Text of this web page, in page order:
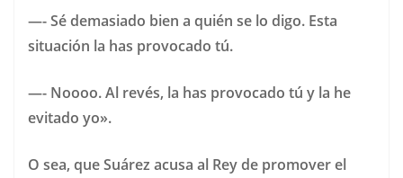
—- Sé demasiado bien a quién se lo digo. Esta
situación la has provocado tú.
—- Noooo. Al revés, la has provocado tú y la he
evitado yo».
O sea, que Suárez acusa al Rey de promover el